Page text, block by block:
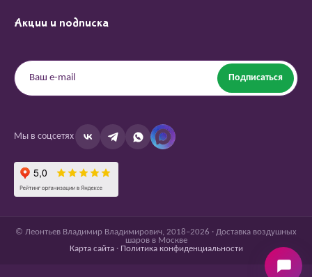
Акции и подписка
Подписаться
Мы в соцсетях
© Леонтьев Владимир Владимирович, 2018–2026 · Доставка воздушных
шаров в Москве
Карта сайта· Политика конфиденциальности